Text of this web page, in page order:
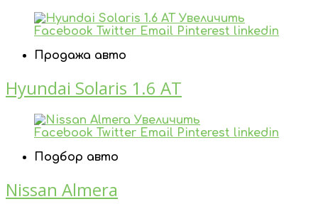
Увеличить
Facebook Twitter Email Pinterest linkedin
Продажа авто
Hyundai Solaris 1.6 AT
Увеличить
Facebook Twitter Email Pinterest linkedin
Подбор авто
Nissan Almera